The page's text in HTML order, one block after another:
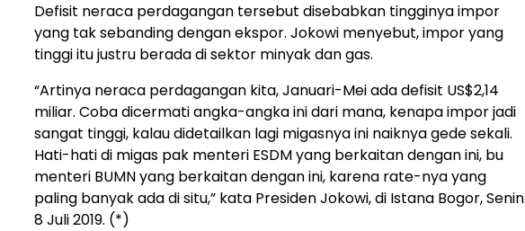
Defisit neraca perdagangan tersebut disebabkan tingginya impor
yang tak sebanding dengan ekspor. Jokowi menyebut, impor yang
tinggi itu justru berada di sektor minyak dan gas.
“Artinya neraca perdagangan kita, Januari-Mei ada defisit US$2,14
miliar. Coba dicermati angka-angka ini dari mana, kenapa impor jadi
sangat tinggi, kalau didetailkan lagi migasnya ini naiknya gede sekali.
Hati-hati di migas pak menteri ESDM yang berkaitan dengan ini, bu
menteri BUMN yang berkaitan dengan ini, karena rate-nya yang
paling banyak ada di situ,” kata Presiden Jokowi, di Istana Bogor, Senin
8 Juli 2019. (*)